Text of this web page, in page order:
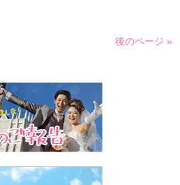
後のページ »